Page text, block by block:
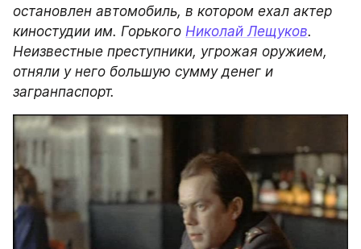
остановлен автомобиль, в котором ехал актер
киностудии им. Горького Николай Лещуков.
Неизвестные преступники, угрожая оружием,
отняли у него большую сумму денег и
загранпаспорт.